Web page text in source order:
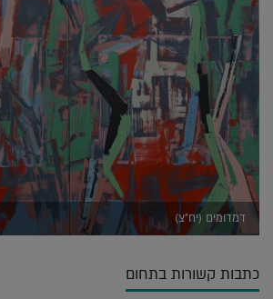
דמדומים (יח"צ)
כתבות קשורות בתחום